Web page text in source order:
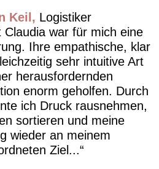
Keil
Logistiker
Claudia war für mich eine
Ihre empathische, klar
sehr intuitive Art
herausfordernden
enorm geholfen. Durch
ich Druck rausnehmen,
sortieren und meine
wieder an meinem
Ziel...